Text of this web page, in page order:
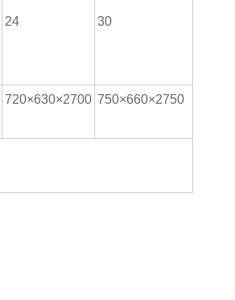
24 30
720×630×2700 750×660×2750